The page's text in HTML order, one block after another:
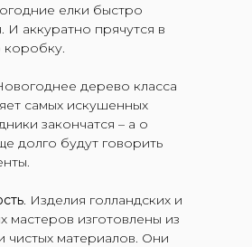
елки быстро
И аккуратно прячутся в
коробку.
дерево класса
самых искушенных
закончатся – а о
долго будут говорить
. Изделия голландских и
мастеров изготовлены из
чистых материалов. Они